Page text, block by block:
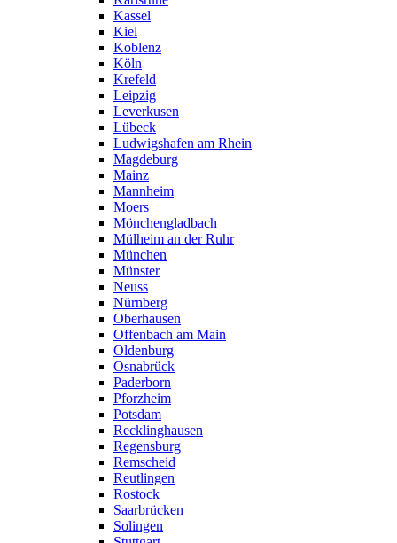
Kassel
Kiel
Koblenz
Köln
Krefeld
Leipzig
Leverkusen
Lübeck
Ludwigshafen am Rhein
Magdeburg
Mainz
Mannheim
Moers
Mönchengladbach
Mülheim an der Ruhr
München
Münster
Neuss
Nürnberg
Oberhausen
Offenbach am Main
Oldenburg
Osnabrück
Paderborn
Pforzheim
Potsdam
Recklinghausen
Regensburg
Remscheid
Reutlingen
Rostock
Saarbrücken
Solingen